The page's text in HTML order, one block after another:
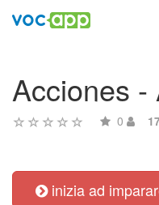
Acciones -
0
inizia ad